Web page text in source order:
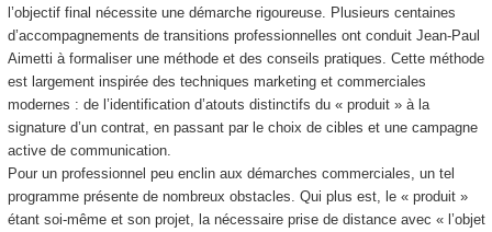
l’objectif final nécessite une démarche rigoureuse. Plusieurs centaines
d’accompagnements de transitions professionnelles ont conduit Jean-Paul
Aimetti à formaliser une méthode et des conseils pratiques. Cette méthode
est largement inspirée des techniques marketing et commerciales
modernes : de l’identification d’atouts distinctifs du « produit » à la
signature d’un contrat, en passant par le choix de cibles et une campagne
active de communication.
Pour un professionnel peu enclin aux démarches commerciales, un tel
programme présente de nombreux obstacles. Qui plus est, le « produit »
étant soi-même et son projet, la nécessaire prise de distance avec « l’objet